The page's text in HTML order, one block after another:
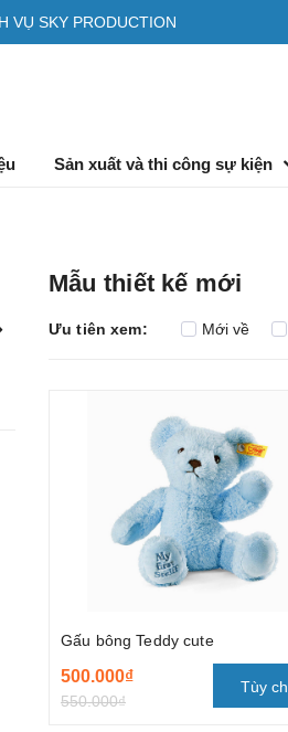
VỤ SKY PRODUCTION
Sản xuất và thi công sự kiện
Mẫu thiết kế mới
Ưu tiên xem: Mới về
Gấu bông Teddy cute
500.000₫
550.000₫
Tùy